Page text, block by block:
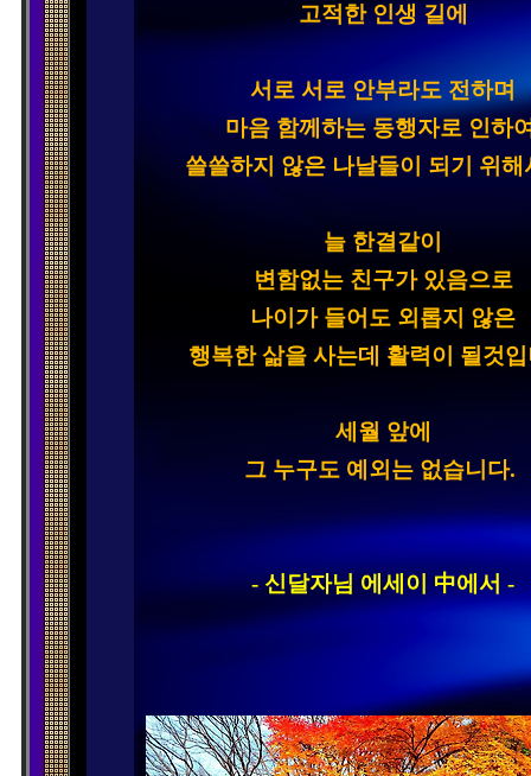
고적한 인생 길에
서로 서로 안부라도 전하며
마음 함께하는 동행자로 인하
쓸쓸하지 않은 나날들이 되기 위해
늘 한결같이
변함없는 친구가 있음으로
나이가 들어도 외롭지 않은
행복한 삶을 사는데 활력이 될것
세월 앞에
그 누구도 예외는 없습니다.
- 신달자님 에세이 中에서 -